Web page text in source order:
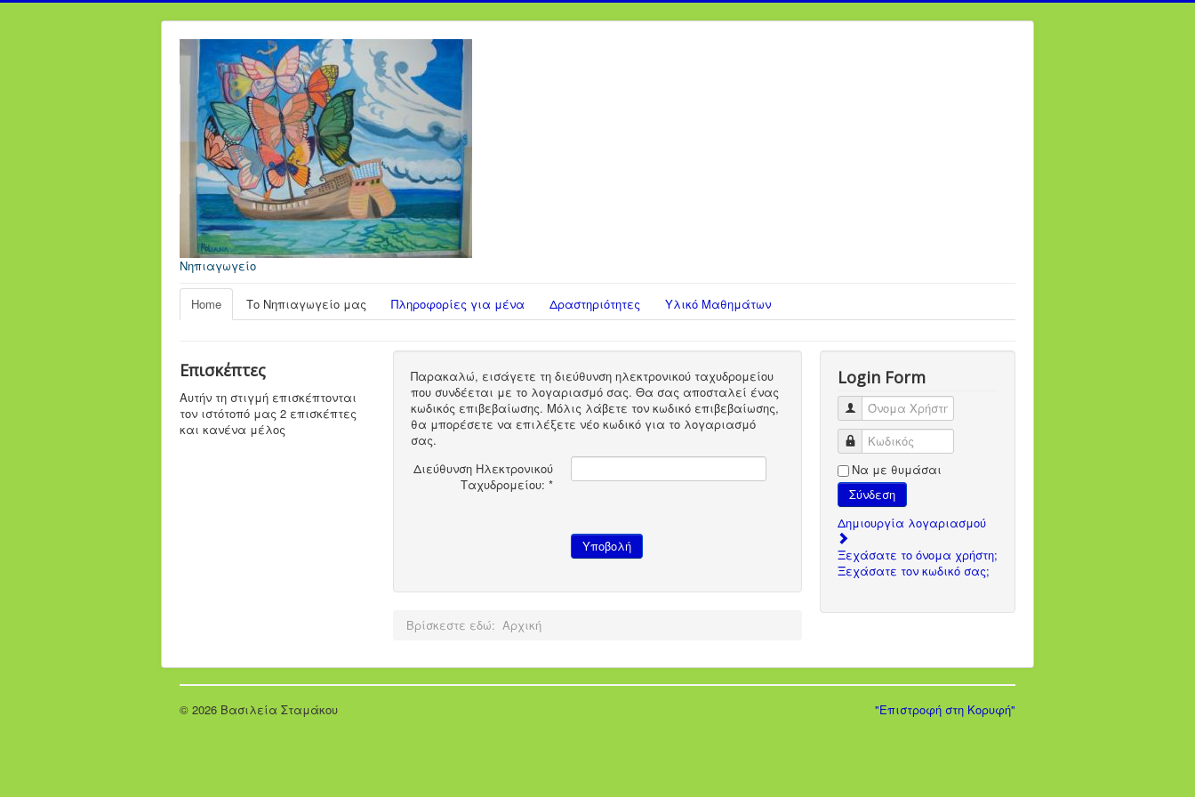
Νηπιαγωγείο
Home Το Νηπιαγωγείο μας Πληροφορίες για μένα Δραστηριότητες Υλικό Μαθημάτων
Επισκέπτες
Αυτήν τη στιγμή επισκέπτονται
τον ιστότοπό μας 2 επισκέπτες
και κανένα μέλος
Παρακαλώ, εισάγετε τη διεύθυνση ηλεκτρονικού ταχυδρομείου
που συνδέεται με το λογαριασμό σας. Θα σας αποσταλεί ένας
κωδικός επιβεβαίωσης. Μόλις λάβετε τον κωδικό επιβεβαίωσης,
θα μπορέσετε να επιλέξετε νέο κωδικό για το λογαριασμό
σας.
Διεύθυνση Ηλεκτρονικού
Ταχυδρομείου: *
Υποβολή
Βρίσκεστε εδώ: Αρχική
Login Form
Όνομα Χρήστη
Κωδικός
Να με θυμάσαι
Σύνδεση
Δημιουργία λογαριασμού
Ξεχάσατε το όνομα χρήστη;
Ξεχάσατε τον κωδικό σας;
"Επιστροφή στη Κορυφή"
© 2026 Βασιλεία Σταμάκου